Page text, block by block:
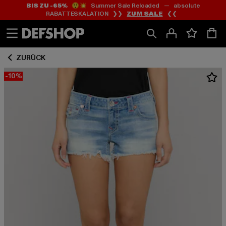
Zum
Inhalt
springen
Zum
Fußzeile
springen
BIS ZU -65%😲💥 Summer Sale Reloaded — absolute
RABATTESKALATION ❯❯ ZUM SALE ❮❮
ZURÜCK
-10%